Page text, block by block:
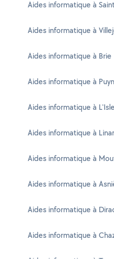
Aides informatique à
Aides informatique à
Aides informatique à Brie
Aides informatique à
Aides informatique à
Aides informatique à
Aides informatique à
Aides informatique à
Aides informatique à
Aides informatique à